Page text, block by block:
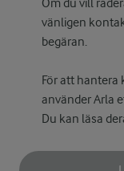
Om du vill
vänligen
begäran.
För att hantera
använder Arla
Du kan läsa